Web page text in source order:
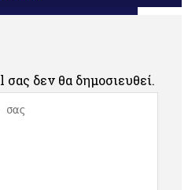
δεν θα δημοσιευθεί.